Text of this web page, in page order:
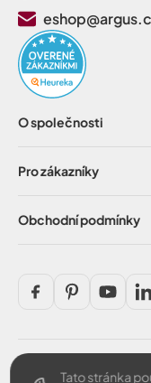
O společnosti
Pro zákazníky
Obchodní podmínky
Tato stránka